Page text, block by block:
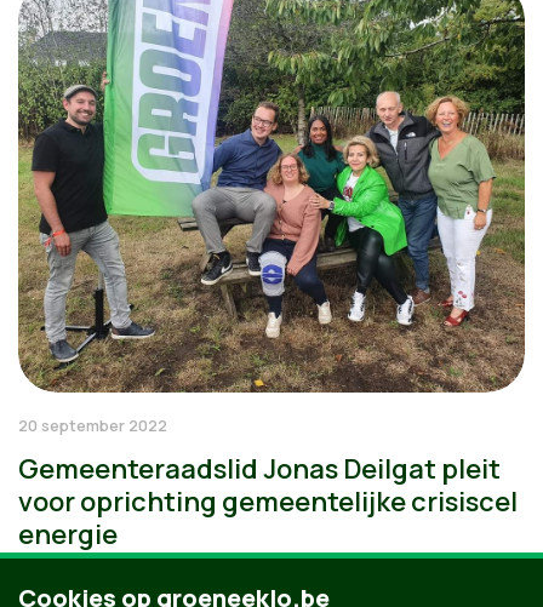
20 september 2022
Gemeenteraadslid Jonas Deilgat pleit
voor oprichting gemeentelijke crisiscel
energie
Cookies op groeneeklo.be